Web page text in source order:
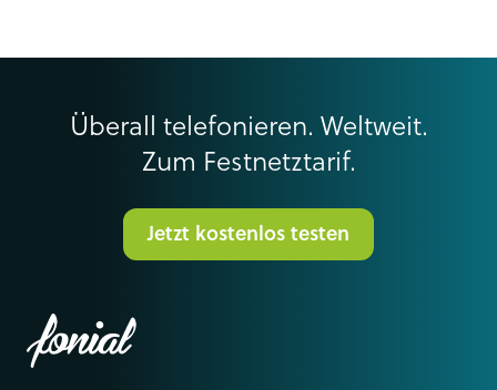
Überall telefonieren. Weltweit.
Zum Festnetztarif.
Jetzt kostenlos testen